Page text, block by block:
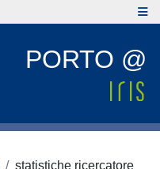
PORTO @
statistiche ricercatore